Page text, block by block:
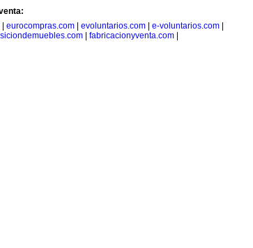
| eurocompras.com| evoluntarios.com| e-voluntarios.com|
| fabricacionyventa.com|